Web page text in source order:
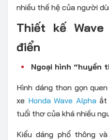
nhiều thế hệ của người
Thiết kế
điển
Ngoại hình “huyền
Hình dáng thon gọn
xe Honda Wave Alphaắt
tuổi thơ của khá nhiều
Kiểu dáng phổ thông